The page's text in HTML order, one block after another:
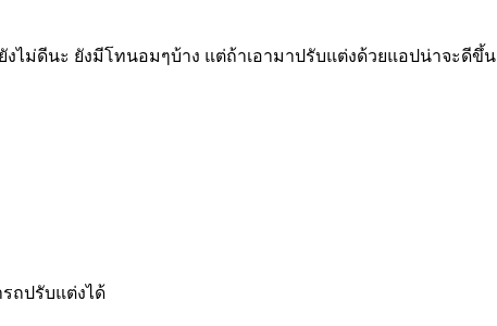
งไม่ดีนะ ยังมีโทนอมๆบ้าง แต่ถ้าเอามาปรับแต่งด้วยแอปน่าจะดีขึ้น
ถปรับแต่งได้